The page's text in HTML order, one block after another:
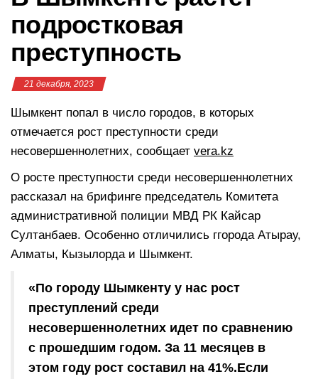
подростковая
преступность
21 декабря, 2023
Шымкент попал в число городов, в которых
отмечается рост преступности среди
несовершеннолетних, сообщает vera.kz
О росте преступности среди несовершеннолетних
рассказал на брифинге председатель Комитета
административной полиции МВД РК Кайсар
Султанбаев. Особенно отличились ггорода Атырау,
Алматы, Кызылорда и Шымкент.
«По городу Шымкенту у нас рост
преступлений среди
несовершеннолетних идет по сравнению
с прошедшим годом. За 11 месяцев в
этом году рост составил на 41%.Если